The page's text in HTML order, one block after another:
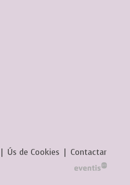
| Ús de Cookies | Contactar